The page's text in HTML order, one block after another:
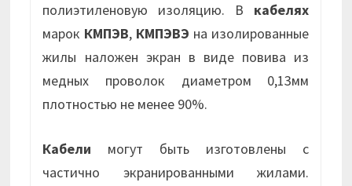
полиэтиленовую изоляцию. В кабелях
марок КМПЭВ, КМПЭВЭ на изолированные
жилы наложен экран в виде повива из
медных проволок диаметром 0,13мм
плотностью не менее 90%.
Кабели могут быть изготовлены с
частично экранированными жилами.